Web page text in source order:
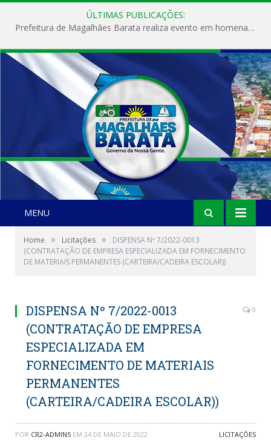
ÚLTIMAS PUBLICAÇÕES:
Prefeitura de Magalhães Barata realiza evento em homenagem ao Dia Internacional da Mulher
MENU
Home » Licitações »
DISPENSA Nº 7/2022-0013
(CONTRATAÇÃO DE EMPRESA ESPECIALIZADA EM FORNECIMENTO
DE MATERIAIS PERMANENTES (CARTEIRA/CADEIRA ESCOLAR))
DISPENSA Nº 7/2022-0013
(CONTRATAÇÃO DE EMPRESA
ESPECIALIZADA EM
FORNECIMENTO DE MATERIAIS
PERMANENTES
(CARTEIRA/CADEIRA ESCOLAR))
0
POR CR2-ADMIN5 EM 24 DE MAIO DE 2022 LICITAÇÕES